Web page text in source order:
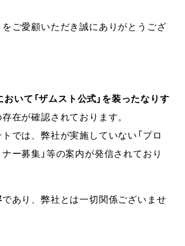
ご愛顧いただき誠にありがとうござ
いて「ザムスト公式」を装ったなりす
存在が確認されております。
では、弊社が実施していない「プロ
ー募集」等の案内が発信されており
であり、弊社とは一切関係ございませ